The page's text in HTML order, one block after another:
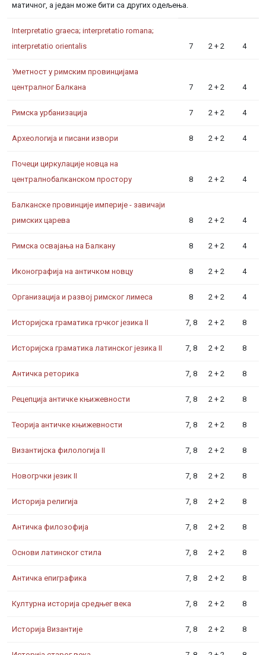
матичног, а један може бити са других одељења.
Interpretatio graeca; interpretatio romana;
interpretatio orientalis
7 2 + 2 4
Уметност у римским провинцијама
централног Балкана
7 2 + 2 4
Римска урбанизација 7 2 + 2 4
Археологија и писани извори 8 2 + 2 4
Почеци циркулације новца на
централнобалканском простору
8 2 + 2 4
Балканске провинције империје - завичаји
римских царева
8 2 + 2 4
Римска освајања на Балкану 8 2 + 2 4
Иконографија на античком новцу 8 2 + 2 4
Организација и развој римског лимеса 8 2 + 2 4
Историјска граматика грчког језика II 7, 8 2 + 2 8
Историјска граматика латинског језика II 7, 8 2 + 2 8
Античка реторика 7, 8 2 + 2 8
Рецепција античке књижевности 7, 8 2 + 2 8
Теорија античке књижевности 7, 8 2 + 2 8
Византијска филологија II 7, 8 2 + 2 8
Новогрчки језик II 7, 8 2 + 2 8
Историја религија 7, 8 2 + 2 8
Античка филозофија 7, 8 2 + 2 8
Основи латинског стила 7, 8 2 + 2 8
Античка епиграфика 7, 8 2 + 2 8
Културна историја средњег века 7, 8 2 + 2 8
Историја Византије 7, 8 2 + 2 8